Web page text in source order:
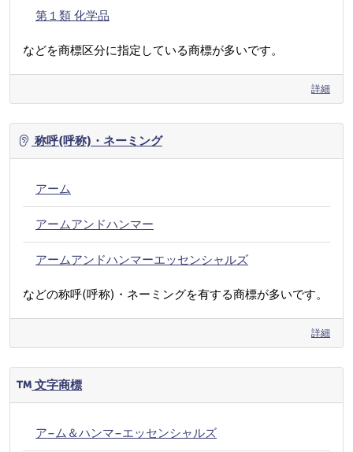
第１類 化学品
などを商標区分に指定している商標が多いです。
詳細
称呼(呼称)・ネーミング
アーム
アームアンドハンマー
アームアンドハンマーエッセンシャルズ
などの称呼(呼称)・ネーミングを有する商標が多いです。
詳細
文字商標
ア−ム＆ハンマ−エッセンシャルズ